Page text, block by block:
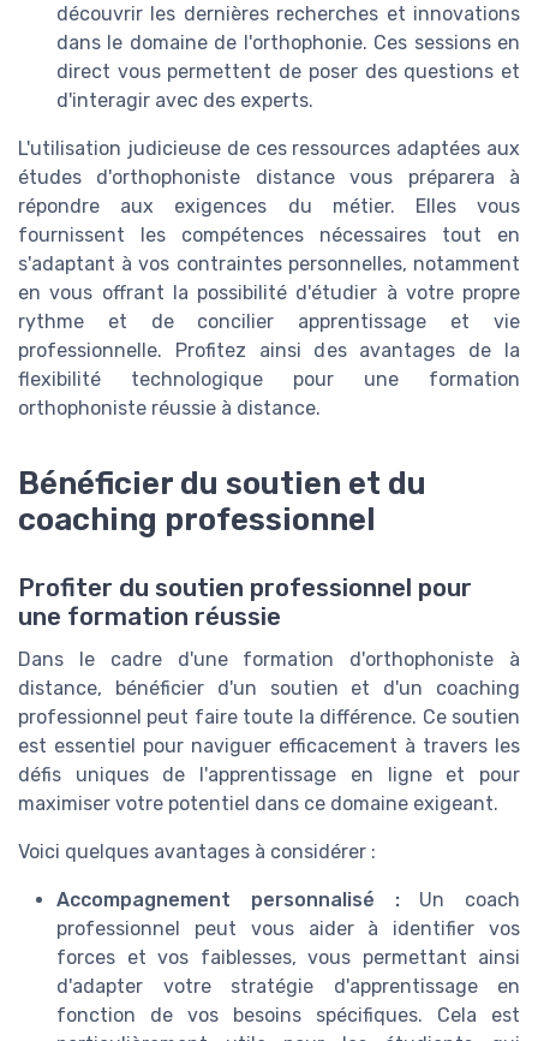
découvrir les dernières recherches et innovations
dans le domaine de l'orthophonie. Ces sessions en
direct vous permettent de poser des questions et
d'interagir avec des experts.
L'utilisation judicieuse de ces ressources adaptées aux
études d'orthophoniste distance vous préparera à
répondre aux exigences du métier. Elles vous
fournissent les compétences nécessaires tout en
s'adaptant à vos contraintes personnelles, notamment
en vous offrant la possibilité d'étudier à votre propre
rythme et de concilier apprentissage et vie
professionnelle. Profitez ainsi des avantages de la
flexibilité technologique pour une formation
orthophoniste réussie à distance.
Bénéficier du soutien et du
coaching professionnel
Profiter du soutien professionnel pour
une formation réussie
Dans le cadre d'une formation d'orthophoniste à
distance, bénéficier d'un soutien et d'un coaching
professionnel peut faire toute la différence. Ce soutien
est essentiel pour naviguer efficacement à travers les
défis uniques de l'apprentissage en ligne et pour
maximiser votre potentiel dans ce domaine exigeant.
Voici quelques avantages à considérer :
Accompagnement personnalisé :Un coach
professionnel peut vous aider à identifier vos
forces et vos faiblesses, vous permettant ainsi
d'adapter votre stratégie d'apprentissage en
fonction de vos besoins spécifiques. Cela est